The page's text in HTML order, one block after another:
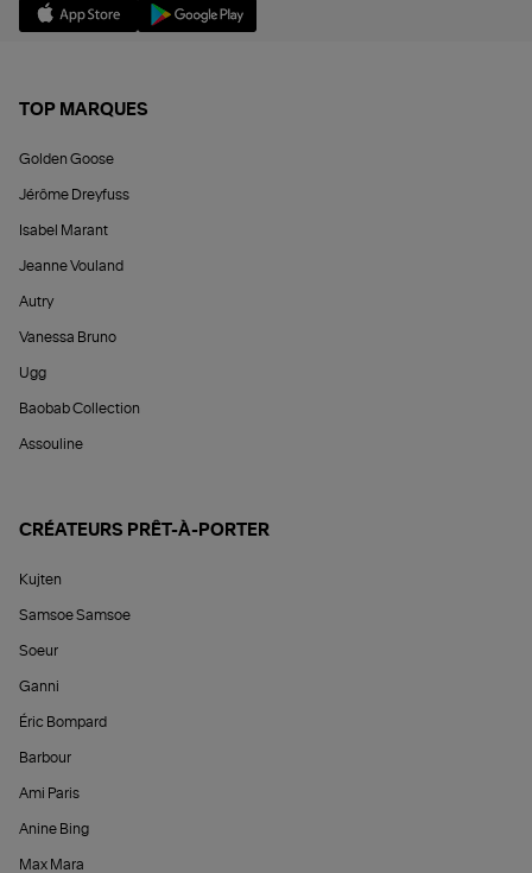
TOP MARQUES
Golden Goose
Jérôme Dreyfuss
Isabel Marant
Jeanne Vouland
Autry
Vanessa Bruno
Ugg
Baobab Collection
Assouline
CRÉATEURS PRÊT-À-PORTER
Kujten
Samsoe Samsoe
Soeur
Ganni
Éric Bompard
Barbour
Ami Paris
Anine Bing
Max Mara